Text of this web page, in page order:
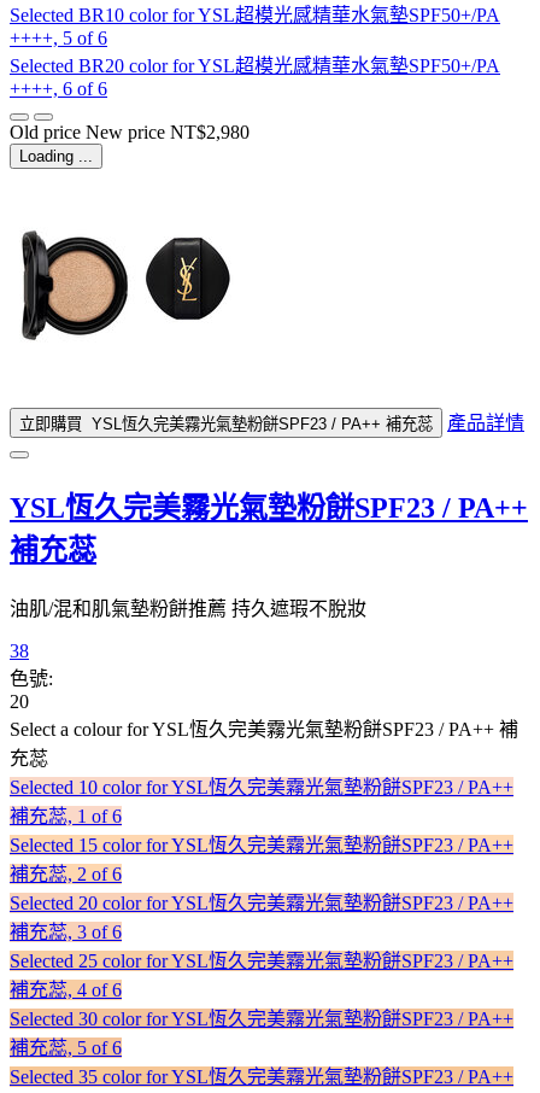
Selected BR10 color for YSL超模光感精華水氣墊SPF50+/PA
++++, 5 of 6
Selected BR20 color for YSL超模光感精華水氣墊SPF50+/PA
++++, 6 of 6
Old price New price NT$2,980
Loading ...
立即購買 YSL恆久完美霧光氣墊粉餅SPF23 / PA++ 補充蕊 產品詳情
YSL恆久完美霧光氣墊粉餅SPF23 / PA++
補充蕊
油肌/混和肌氣墊粉餅推薦 持久遮瑕不脫妝
38
色號:
20
Select a colourfor YSL恆久完美霧光氣墊粉餅SPF23 / PA++ 補
充蕊
Selected 10 color for YSL恆久完美霧光氣墊粉餅SPF23 / PA++
補充蕊, 1 of 6
Selected 15 color for YSL恆久完美霧光氣墊粉餅SPF23 / PA++
補充蕊, 2 of 6
Selected 20 color for YSL恆久完美霧光氣墊粉餅SPF23 / PA++
補充蕊, 3 of 6
Selected 25 color for YSL恆久完美霧光氣墊粉餅SPF23 / PA++
補充蕊, 4 of 6
Selected 30 color for YSL恆久完美霧光氣墊粉餅SPF23 / PA++
補充蕊, 5 of 6
Selected 35 color for YSL恆久完美霧光氣墊粉餅SPF23 / PA++